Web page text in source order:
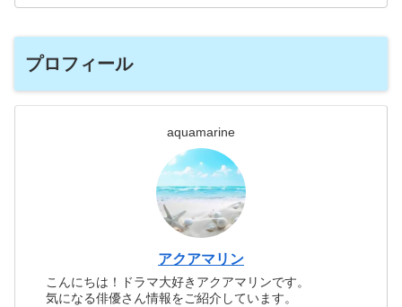
プロフィール
aquamarine
アクアマリン
こんにちは！ドラマ大好きアクアマリンです。
気になる俳優さん情報をご紹介しています。